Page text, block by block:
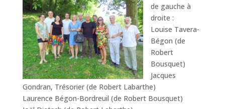
de gauche à
droite :
Louise Tavera-
Bégon (de
Robert
Bousquet)
Jacques
Gondran, Trésorier (de Robert Labarthe)
Laurence Bégon-Bordreuil (de Robert Bousquet)